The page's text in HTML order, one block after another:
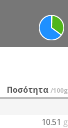
Ποσότητα /100g
10.51 g